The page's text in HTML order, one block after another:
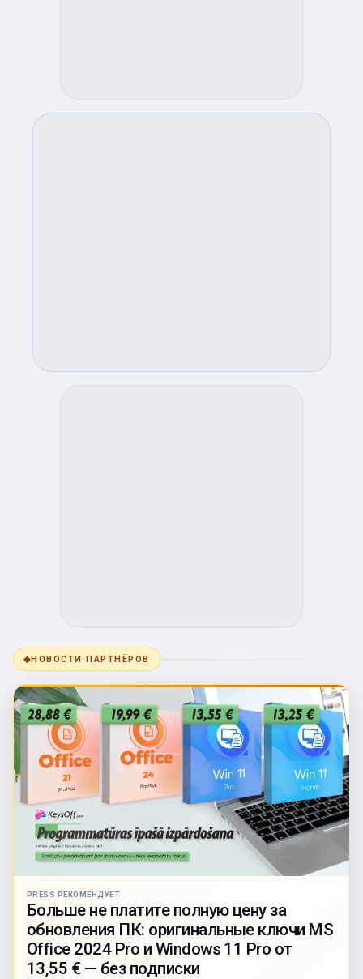
◆НОВОСТИ ПАРТНЁРОВ
PRESS РЕКОМЕНДУЕТ
Больше не платите полную цену за
обновления ПК: оригинальные ключи MS
Office 2024 Pro и Windows 11 Pro от
13,55 € — без подписки